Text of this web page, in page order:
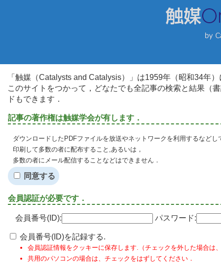
「触媒（Catalysts and Catalysis）」は1959年（昭和34年
このサイトをつかって，どなたでも全記事の検索と結果（
ドもできます．
記事の著作権は触媒学会が有します．
ダウンロードしたPDFファイルを放送やネットワークを利用するなど
印刷して多数の者に配布すること,あるいは，
多数の者にメール配信することなどはできません．
同意する
会員認証が必要です．
会員番号(ID): パスワード:
会員番号(ID)を記録する.
会員認証情報をクッキーに保存します.（チェックを外した場合は
共用のパソコンの場合は、チェックをはずしてください．